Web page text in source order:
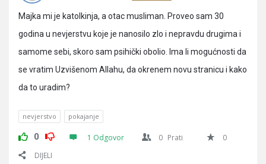
Majka mi je katolkinja, a otac musliman. Proveo sam 30
godina u nevjerstvu koje je nanosilo zlo i nepravdu drugima i
samome sebi, skoro sam psihički obolio. Ima li mogućnosti da
se vratim Uzvišenom Allahu, da okrenem novu stranicu i kako
da to uradim?
nevjerstvo pokajanje
0 1 Odgovor 0 Prati
0
DIJELI